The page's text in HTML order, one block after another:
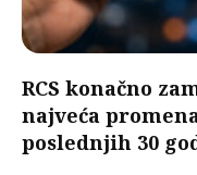
RCS konačno
najveća
poslednjih 30